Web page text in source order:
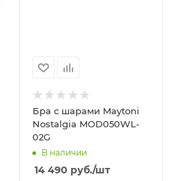
Бра с шарами Maytoni
Nostalgia MOD050WL-
02G
В наличии
14 490 руб./шт